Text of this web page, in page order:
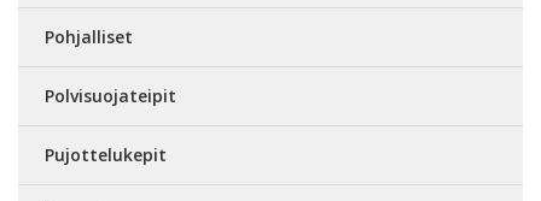
Pohjalliset
Polvisuojateipit
Pujottelukepit